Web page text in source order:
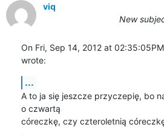
viq
New
On Fri, Sep 14, 2012 at
wrote:
...
A to ja się jeszcze przyczepię, bo
o czwartą
córeczkę, czy czteroletnią